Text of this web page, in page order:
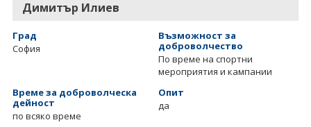
Димитър Илиев
Град
София
Възможност за
доброволчество
По време на спортни
мероприятия и кампании
Време за доброволческа
дейност
по всяко време
Опит
да